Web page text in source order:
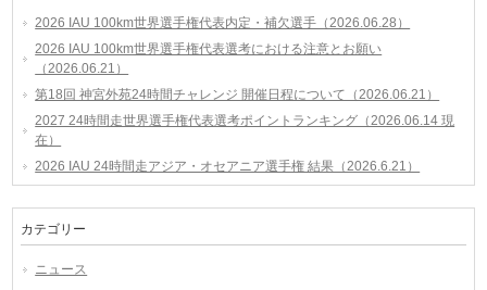
2026 IAU 100km世界選手権代表内定・補欠選手（2026.06.28）
2026 IAU 100km世界選手権代表選考における注意とお願い
（2026.06.21）
第18回 神宮外苑24時間チャレンジ 開催日程について（2026.06.21）
2027 24時間走世界選手権代表選考ポイントランキング（2026.06.14 現
在）
2026 IAU 24時間走アジア・オセアニア選手権 結果（2026.6.21）
カテゴリー
ニュース